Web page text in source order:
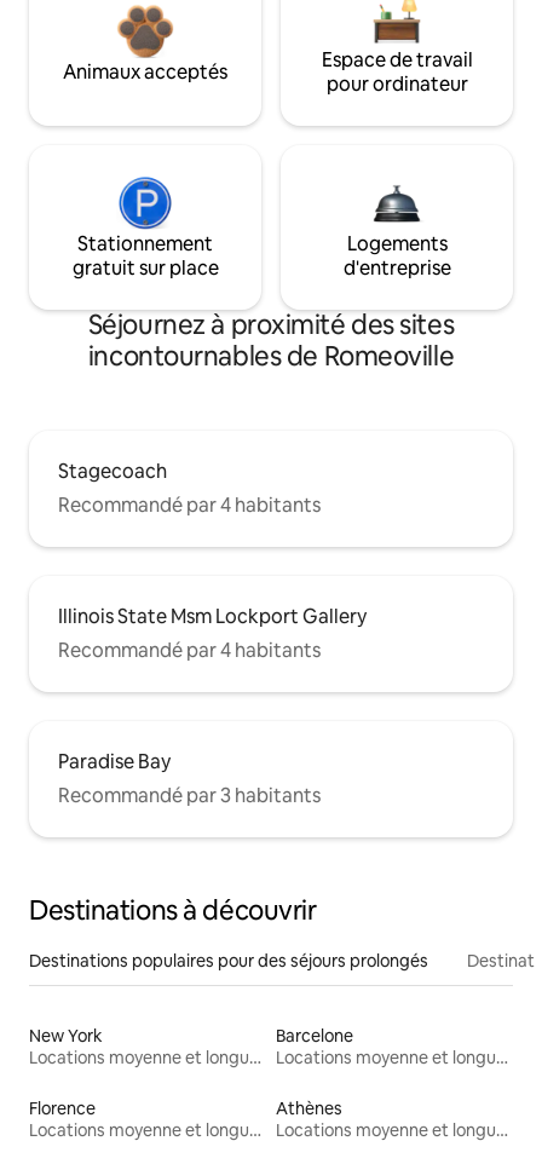
Animaux acceptés
Espace de travail
pour ordinateur
Stationnement
gratuit sur place
Logements
d'entreprise
Séjournez à proximité des sites
incontournables de Romeoville
Stagecoach
Recommandé par 4 habitants
Illinois State Msm Lockport Gallery
Recommandé par 4 habitants
Paradise Bay
Recommandé par 3 habitants
Destinations à découvrir
Destinations populaires pour des séjours prolongés
New York
Locations moyenne et longue durée
Barcelone
Locations moyenne et longue durée
Florence
Locations moyenne et longue durée
Athènes
Locations moyenne et longue durée